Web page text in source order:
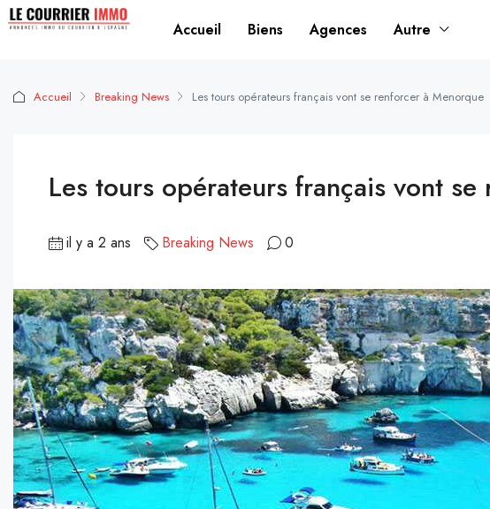
Accueil Biens Agences Autre
Accueil Breaking News Les tours opérateurs français vont se renforcer à Menorque
Les tours opérateurs français vont
il y a 2 ans Breaking News 0